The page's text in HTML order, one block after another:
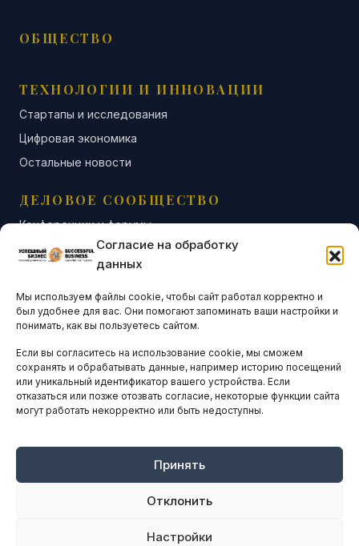
Согласие на обработку
данных
Мы используем файлы cookie, чтобы сайт работал корректно и
был удобнее для вас. Они помогают запоминать ваши настройки и
понимать, как вы пользуетесь сайтом.
Если вы согласитесь на использование cookie, мы сможем
сохранять и обрабатывать данные, например историю посещений
или уникальный идентификатор вашего устройства. Если
отказаться или позже отозвать согласие, некоторые функции сайта
могут работать некорректно или быть недоступны.
Принять
Отклонить
Настройки
ОБЩЕСТВО
ТЕХНОЛОГИИ И ИННОВАЦИИ
Стартапы и исследования
Цифровая экономика
Остальные новости
ДЕЛОВОЕ СООБЩЕСТВО
Конференции и форумы
Бизнес-клубы и ассоциации
Остальные новости
АНАЛИТИКА И СТАТИСТИКА
ARTICLES IN ENGLISH
НАВИГАЦИЯ
Оплата онлайн